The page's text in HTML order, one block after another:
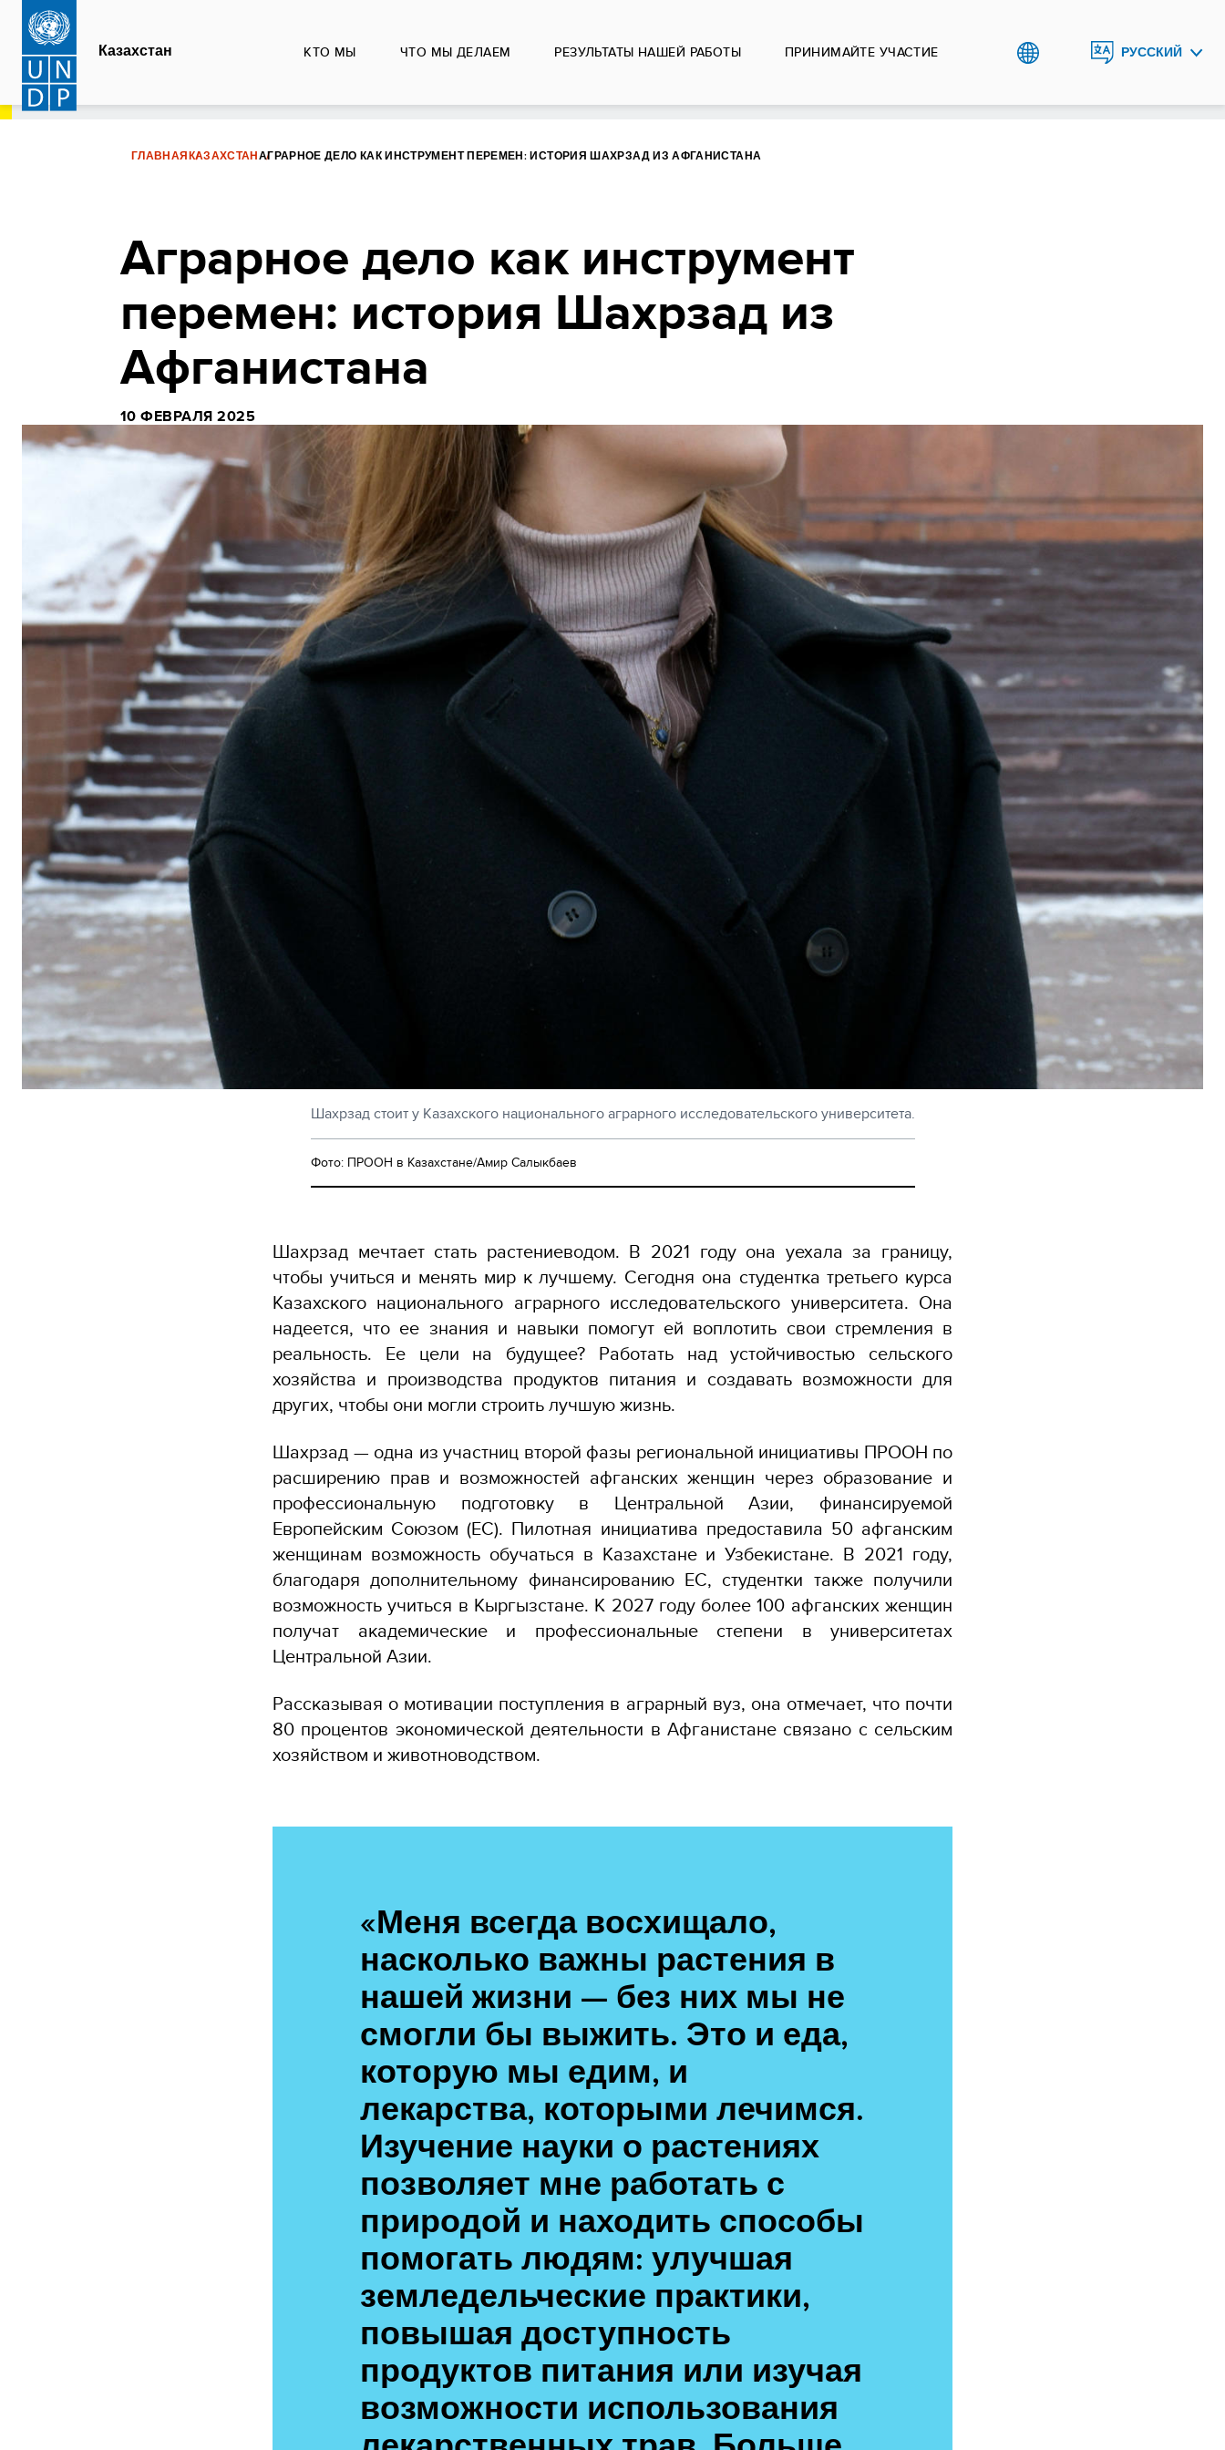
Перейти
основному
содержанию
Казахстан КТО МЫ ЧТО МЫ ДЕЛАЕМ РЕЗУЛЬТАТЫ НАШЕЙ РАБОТЫ ПРИНИМАЙТЕ УЧАСТИЕ РУССКИЙ
ГЛАВНАЯ КАЗАХСТАН АГРАРНОЕ ДЕЛО КАК ИНСТРУМЕНТ ПЕРЕМЕН: ИСТОРИЯ ШАХРЗАД ИЗ АФГАНИСТАНА
Аграрное дело как инструмент
перемен: история Шахрзад из
Афганистана
10 ФЕВРАЛЯ 2025
Шахрзад стоит у Казахского национального аграрного исследовательского университета.
Фото: ПРООН в Казахстане/Амир Салыкбаев
Шахрзад мечтает стать растениеводом. В 2021 году она уехала за границу,
чтобы учиться и менять мир к лучшему. Сегодня она студентка третьего курса
Казахского национального аграрного исследовательского университета. Она
надеется, что ее знания и навыки помогут ей воплотить свои стремления в
реальность. Ее цели на будущее? Работать над устойчивостью сельского
хозяйства и производства продуктов питания и создавать возможности для
других, чтобы они могли строить лучшую жизнь.
Шахрзад — одна из участниц второй фазы региональной инициативы ПРООН по
расширению прав и возможностей афганских женщин через образование и
профессиональную подготовку в Центральной Азии, финансируемой
Европейским Союзом (ЕС). Пилотная инициатива предоставила 50 афганским
женщинам возможность обучаться в Казахстане и Узбекистане. В 2021 году,
благодаря дополнительному финансированию ЕС, студентки также получили
возможность учиться в Кыргызстане. К 2027 году более 100 афганских женщин
получат академические и профессиональные степени в университетах
Центральной Азии.
Рассказывая о мотивации поступления в аграрный вуз, она отмечает, что почти
80 процентов экономической деятельности в Афганистане связано с сельским
хозяйством и животноводством.
«Меня всегда восхищало,
насколько важны растения в
нашей жизни — без них мы не
смогли бы выжить. Это и еда,
которую мы едим, и
лекарства, которыми лечимся.
Изучение науки о растениях
позволяет мне работать с
природой и находить способы
помогать людям: улучшая
земледельческие практики,
повышая доступность
продуктов питания или изучая
возможности использования